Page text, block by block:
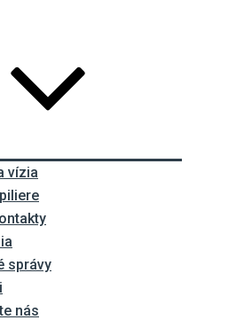
vízia
správy
nás